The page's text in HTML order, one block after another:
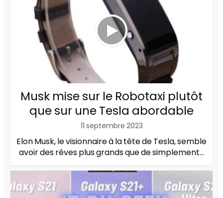
Musk mise sur le Robotaxi plutôt
que sur une Tesla abordable
11 septembre 2023
Elon Musk, le visionnaire à la tête de Tesla, semble
avoir des rêves plus grands que de simplement...